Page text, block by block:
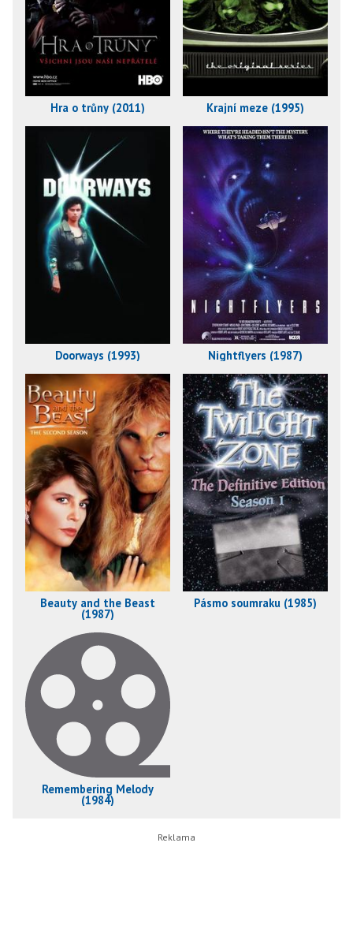
Hra o trůny (2011) Krajní meze (1995)
Doorways (1993) Nightflyers (1987)
Beauty and the Beast
(1987)
Pásmo soumraku (1985)
Remembering Melody
(1984)